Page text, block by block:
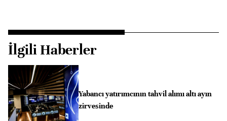
İlgili Haberler
Yabancı yatırımcının tahvil alımı altı ayın
zirvesinde